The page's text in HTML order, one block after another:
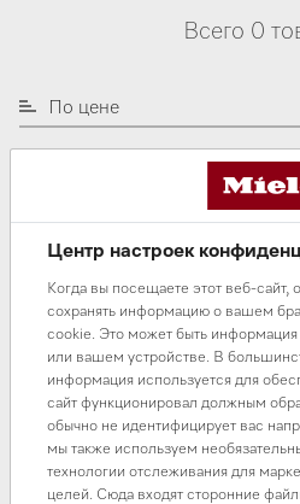
Всего 0
По цене
В разделе
Вы можете начать свой
Центр настроек
Когда вы посещаете этот веб-сайт,
сохранять информацию о вашем
cookie. Это может быть информация
или вашем устройстве. В
информация используется для
сайт функционировал должным
обычно не идентифицирует вас
мы также используем
технологии отслеживания для
целей. Сюда входят сторонние